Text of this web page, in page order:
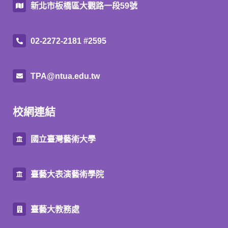
新北市板橋區大觀路一段59號
02-2272-2181 #2595
TPA@ntua.edu.tw
校網連結
國立臺灣藝術大學
臺藝大表演藝術學院
臺藝大教務處